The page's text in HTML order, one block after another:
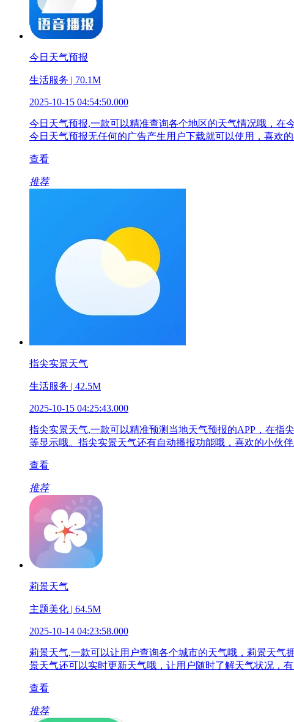
今日天气预报
生活服务 | 70.1M
2025-10-15 04:54:50.000
今日天气预报,一款可以精准查询各个地区的天气情况哦，在
今日天气预报无任何的广告产生用户下载就可以使用，喜欢的
查看
推荐
指尖实景天气
生活服务 | 42.5M
2025-10-15 04:25:43.000
指尖实景天气,一款可以精准预测当地天气预报的APP，在指
等显示哦。指尖实景天气还有自动播报功能哦，喜欢的小伙伴
查看
推荐
莉景天气
主题美化 | 64.5M
2025-10-14 04:23:58.000
莉景天气,一款可以让用户查询各个城市的天气哦，莉景天
景天气还可以实时更新天气哦，让用户随时了解天气状况，
查看
推荐